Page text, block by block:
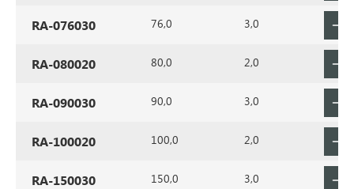
RA-076030 76,0 3,0
RA-080020 80,0 2,0
RA-090030 90,0 3,0
RA-100020 100,0 2,0
RA-150030 150,0 3,0